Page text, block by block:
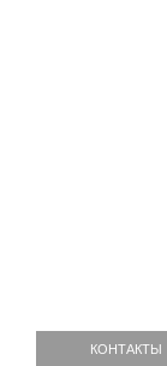
КОНТАКТЫ